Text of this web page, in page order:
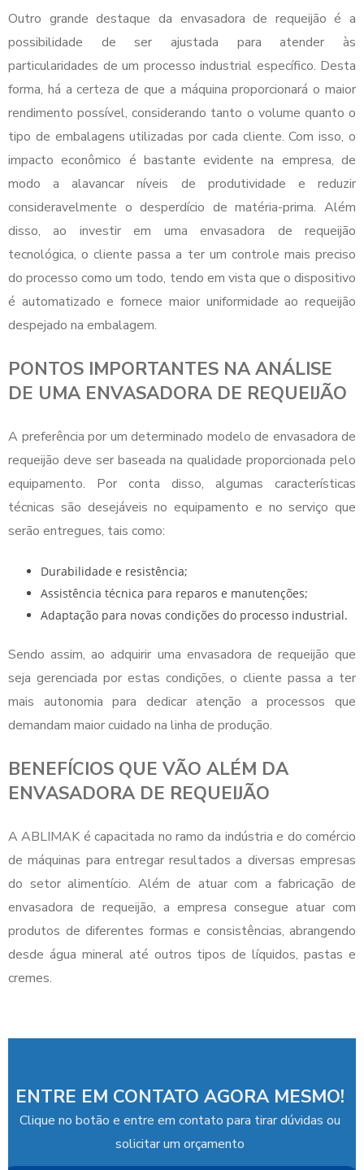
Outro grande destaque da envasadora de requeijão é a
possibilidade de ser ajustada para atender às
particularidades de um processo industrial específico. Desta
forma, há a certeza de que a máquina proporcionará o maior
rendimento possível, considerando tanto o volume quanto o
tipo de embalagens utilizadas por cada cliente. Com isso, o
impacto econômico é bastante evidente na empresa, de
modo a alavancar níveis de produtividade e reduzir
consideravelmente o desperdício de matéria-prima. Além
disso, ao investir em umaenvasadora de requeijão
tecnológica, o cliente passa a ter um controle mais preciso
do processo como um todo, tendo em vista que o dispositivo
é automatizado e fornece maior uniformidade ao requeijão
despejado na embalagem.
PONTOS IMPORTANTES NA ANÁLISE
DE UMA ENVASADORA DE REQUEIJÃO
A preferência por um determinado modelo de envasadora de
requeijão deve ser baseada na qualidade proporcionada pelo
equipamento. Por conta disso, algumas características
técnicas são desejáveis no equipamento e no serviço que
serão entregues, tais como:
Durabilidade e resistência;
Assistência técnica para reparos e manutenções;
Adaptação para novas condições do processo industrial.
Sendo assim, ao adquirir uma envasadora de requeijão que
seja gerenciada por estas condições, o cliente passa a ter
mais autonomia para dedicar atenção a processos que
demandam maior cuidado na linha de produção.
BENEFÍCIOS QUE VÃO ALÉM DA
ENVASADORA DE REQUEIJÃO
A ABLIMAK é capacitada no ramo da indústria e do comércio
de máquinas para entregar resultados a diversas empresas
do setor alimentício. Além de atuar com a fabricação de
envasadora de requeijão, a empresa consegue atuar com
produtos de diferentes formas e consistências, abrangendo
desde água mineral até outros tipos de líquidos, pastas e
cremes.
ENTRE EM CONTATO AGORA MESMO!
Clique no botão e entre em contato para tirar dúvidas ou
solicitar um orçamento